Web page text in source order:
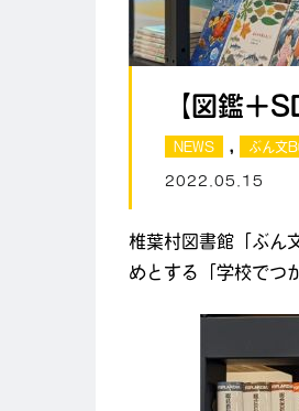
【図鑑＋
NEWS , ぶん文
2022.05.15
椎葉村図書館「ぶん
めとする「学校でつ